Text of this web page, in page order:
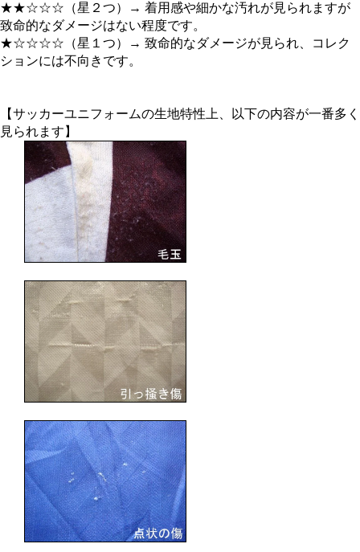
★★☆☆☆（星２つ）→ 着用感や細かな汚れが見られますが
致命的なダメージはない程度です。
★☆☆☆☆（星１つ）→ 致命的なダメージが見られ、コレク
ションには不向きです。
【サッカーユニフォームの生地特性上、以下の内容が一番多く
見られます】